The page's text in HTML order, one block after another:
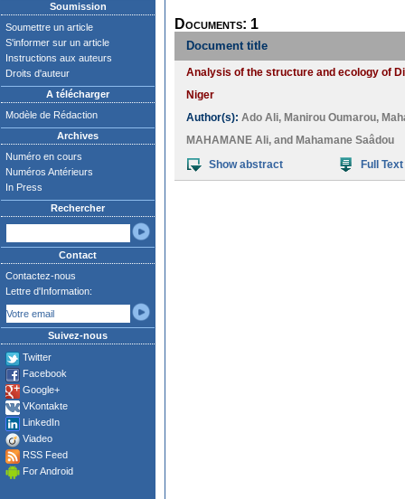
Soumission
Soumettre un article
S'informer sur un article
Instructions aux auteurs
Droits d'auteur
A télécharger
Modèle de Rédaction
Archives
Numéro en cours
Numéros Antérieurs
In Press
Rechercher
Contact
Contactez-nous
Lettre d'Information:
Suivez-nous
Twitter
Facebook
Google+
VKontakte
LinkedIn
Viadeo
RSS Feed
For Android
Documents: 1
Document title
Analysis of the structure and ecology of
Niger
Author(s): Ado Ali, Manirou Oumarou,
MAHAMANE Ali, and Mahamane Saâdou
Show abstract
Full Text